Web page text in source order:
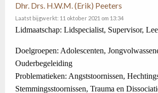
Dhr. Drs. H.W.M. (Erik) Peeters
Laatst bijgwerkt: 11 oktober 2021 om 13:34
Lidmaatschap: Lidspecialist, Supervisor,
Doelgroepen: Adolescenten,
Ouderbegeleiding
Problematieken: Angststoornissen,
Stemmingsstoornissen, Trauma en